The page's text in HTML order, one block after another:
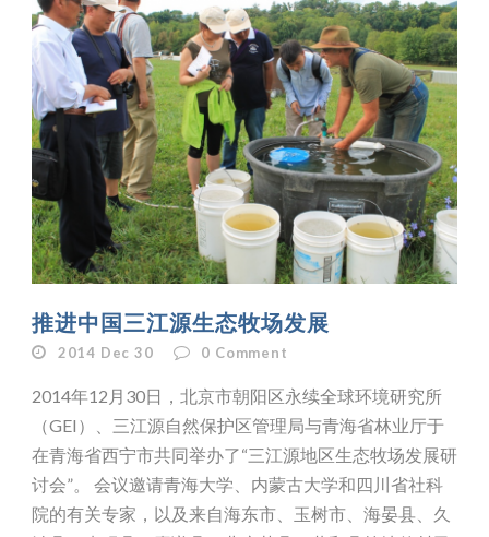
推进中国三江源生态牧场发展
2014 Dec 30 0 Comment
2014年12月30日，北京市朝阳区永续全球环境研究所
（GEI）、三江源自然保护区管理局与青海省林业厅于
在青海省西宁市共同举办了“三江源地区生态牧场发展研
讨会”。 会议邀请青海大学、内蒙古大学和四川省社科
院的有关专家，以及来自海东市、玉树市、海晏县、久